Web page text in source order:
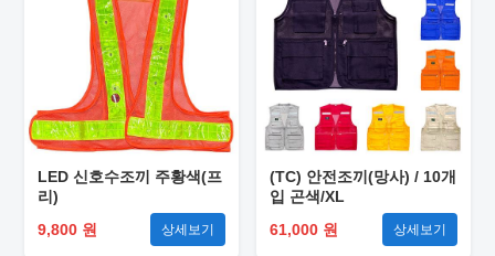
LED 신호수조끼 주황색(프
리)
9,800 원
상세보기
(TC) 안전조끼(망사) / 10개
입 곤색/XL
61,000 원
상세보기